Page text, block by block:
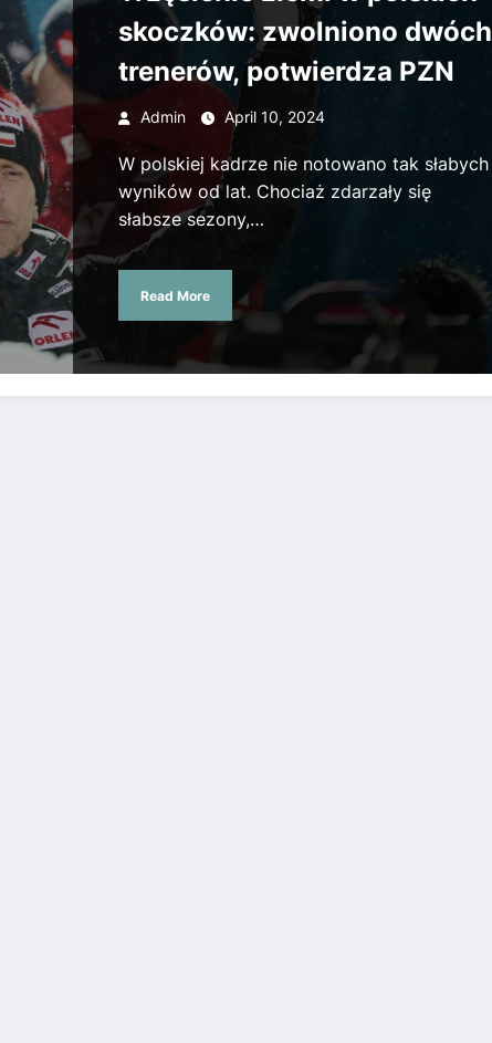
skoczków: zwolniono dwóch
trenerów, potwierdza PZN
Admin April 10, 2024
W polskiej kadrze nie notowano tak słabych
wyników od lat. Chociaż zdarzały się
słabsze sezony,…
Read More